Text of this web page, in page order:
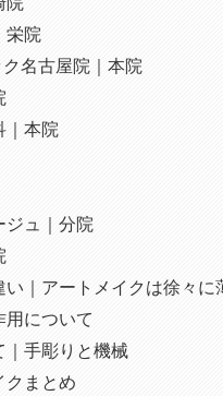
栄院
名古屋院｜本院
｜本院
ジュ｜分院
｜アートメイクは徐々に
について
手彫りと機械
クまとめ